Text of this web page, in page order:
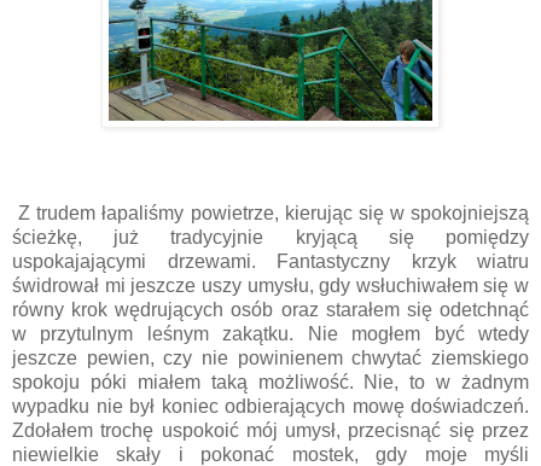
Z trudem łapaliśmy powietrze, kierując się w spokojniejszą
ścieżkę, już tradycyjnie kryjącą się pomiędzy
uspokajającymi drzewami. Fantastyczny krzyk wiatru
świdrował mi jeszcze uszy umysłu, gdy wsłuchiwałem się w
równy krok wędrujących osób oraz starałem się odetchnąć
w przytulnym leśnym zakątku. Nie mogłem być wtedy
jeszcze pewien, czy nie powinienem chwytać ziemskiego
spokoju póki miałem taką możliwość. Nie, to w żadnym
wypadku nie był koniec odbierających mowę doświadczeń.
Zdołałem trochę uspokoić mój umysł, przecisnąć się przez
niewielkie skały i pokonać mostek, gdy moje myśli